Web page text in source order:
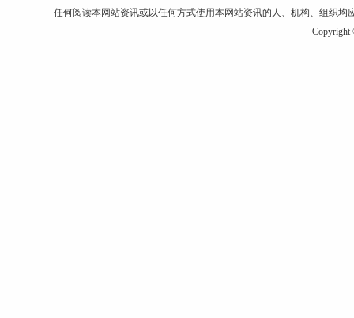
任何阅读本网站资讯或以任何方式使用本网站资讯的人、机构、组织